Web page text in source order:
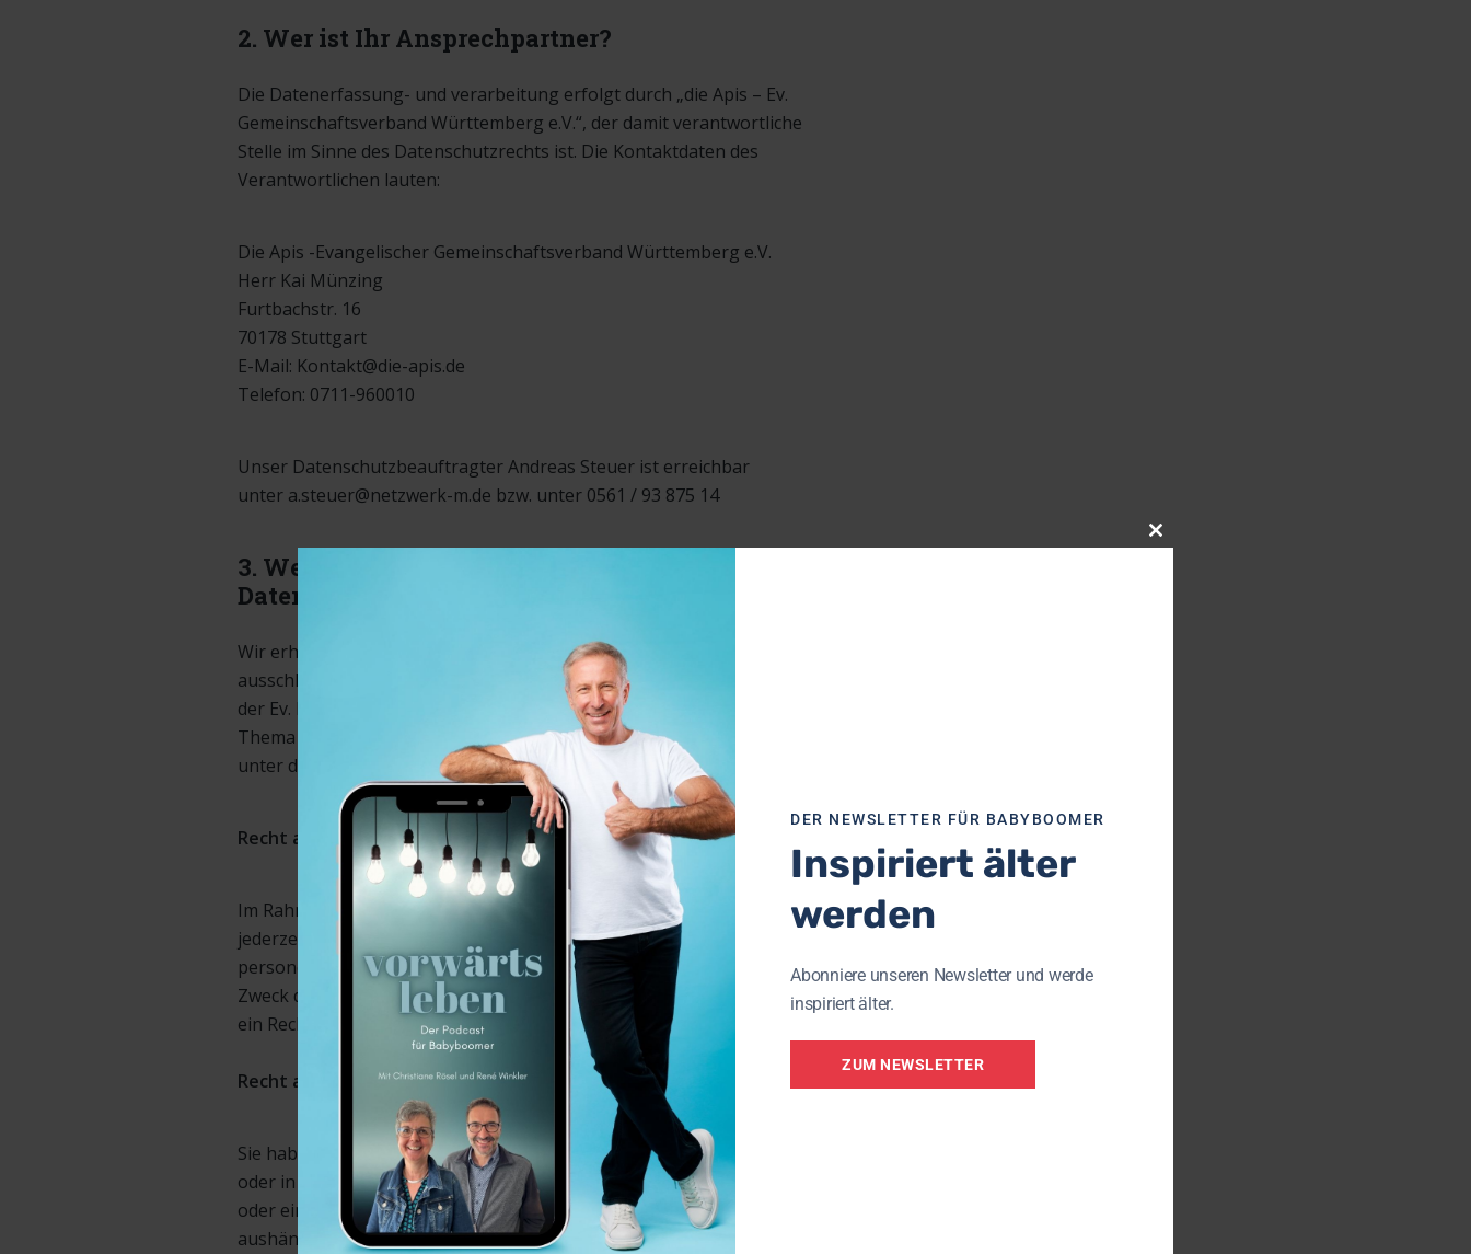
2. Wer ist Ihr Ansprechpartner?
Die Datenerfassung- und verarbeitung erfolgt durch „die Apis – Ev.
Gemeinschaftsverband Württemberg e.V.“, der damit verantwortliche
Stelle im Sinne des Datenschutzrechts ist. Die Kontaktdaten des
Verantwortlichen lauten:
Die Apis -Evangelischer Gemeinschaftsverband Württemberg e.V.
Herr Kai Münzing
Furtbachstr. 16
70178 Stuttgart
E-Mail: Kontakt@die-apis.de
Telefon: 0711-960010
Unser Datenschutzbeauftragter Andreas Steuer ist erreichbar
unter a.steuer@netzwerk-m.de bzw. unter 0561 / 93 875 14
3. Welche Rechte haben Sie bezüglich Ihrer
Daten?
Wir erheben und verarbeiten Ihre personenbezogenen Daten
ausschließlich im Rahmen der Bestimmungen des Datenschutzrechts
der Ev. Kirche in Deutschland (EKD). Weitere Informationen zum
Thema Datenschutz und Ihren Rechten erhalten Sie gern auf Anfrage
unter der angegebenen Adresse.
Recht auf Auskunft, Sperrung und Löschung
Im Rahmen der geltenden gesetzlichen Bestimmungen haben Sie
jederzeit das Recht unentgeltliche Auskunft über Ihre gespeicherten
personenbezogenen Daten, deren Herkunft, Empfänger und den
Zweck der Datenverarbeitung zu erhalten. Gegebenenfalls besteht
ein Recht auf Berichtigung, Sperrung oder Löschung dieser Daten.
Recht auf Datenübertragbarkeit
Sie haben das Recht, Daten, die wir auf Grundlage Ihrer Einwilligung
oder in Erfüllung eines Vertrags automatisiert verarbeiten, an Sie
oder einen Dritten in einem gängigen maschinenlesbaren Format
aushändigen zu lassen. Verlangen Sie die direkte Übertragung der
Close
DER NEWSLETTER FÜR BABYBOOMER
Inspiriert älter
werden
Abonniere unseren Newsletter und werde
inspiriert älter.
ZUM NEWSLETTER